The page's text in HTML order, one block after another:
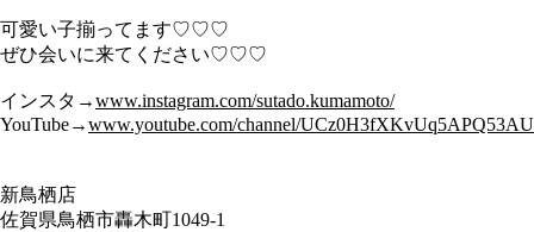
可愛い子揃ってます♡♡♡
ぜひ会いに来てください♡♡♡
インスタ→www.instagram.com/sutado.kumamoto/
YouTube→www.youtube.com/channel/UCz0H3fXKvUq5A
新鳥栖店
佐賀県鳥栖市轟木町1049-1